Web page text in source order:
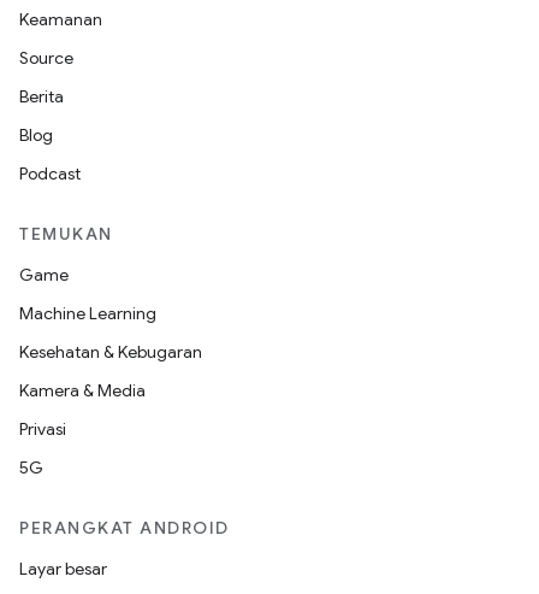
Keamanan
Source
Berita
Blog
Podcast
TEMUKAN
Game
Machine Learning
Kesehatan & Kebugaran
Kamera & Media
Privasi
5G
PERANGKAT ANDROID
Layar besar